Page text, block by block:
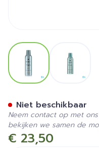
View larger image
€ 23,50
Niet beschikbaar
Neem contact op met
bekijken we samen de